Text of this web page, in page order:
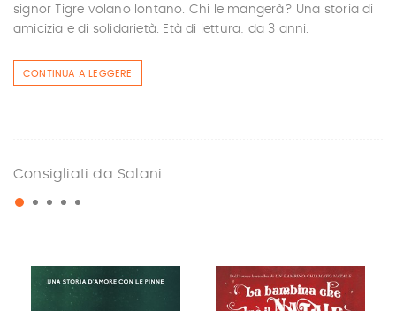
signor Tigre volano lontano. Chi le mangerà? Una storia di
amicizia e di solidarietà. Età di lettura: da 3 anni.
CONTINUA A LEGGERE
Consigliati da Salani